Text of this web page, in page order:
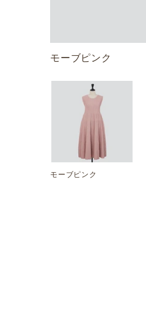
モーブピンク
モーブピンク